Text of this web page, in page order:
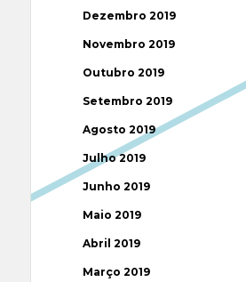
Dezembro 2019
Novembro 2019
Outubro 2019
Setembro 2019
Agosto 2019
Julho 2019
Junho 2019
Maio 2019
Abril 2019
Março 2019